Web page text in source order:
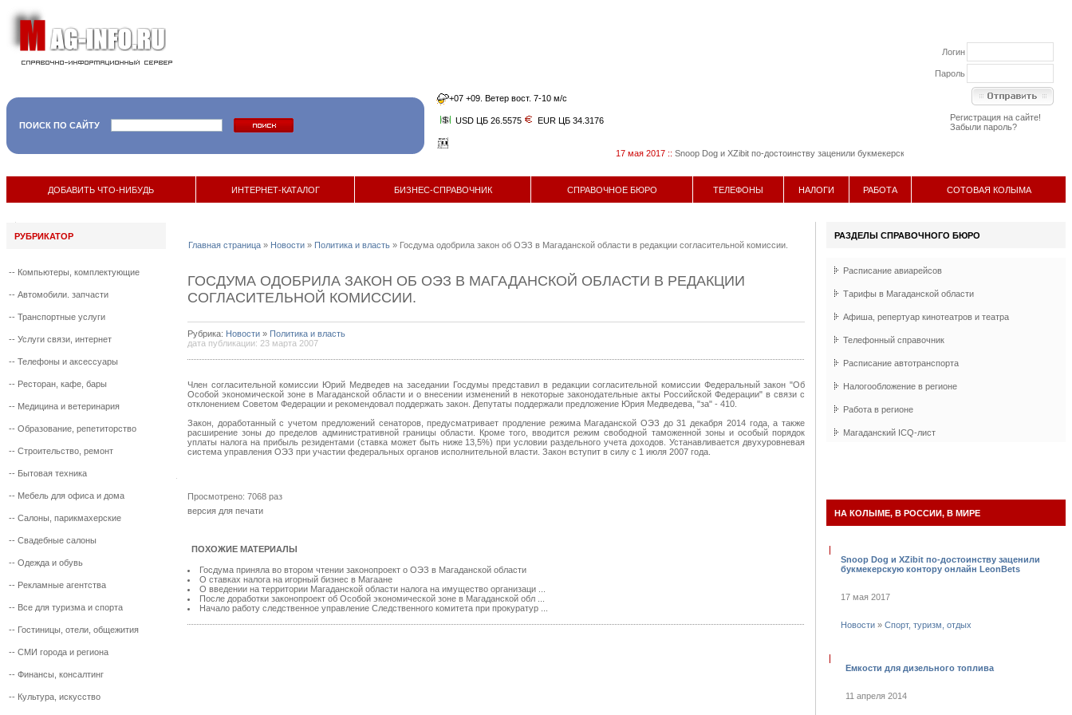
Логин
Пароль
Регистрация на сайте!
Забыли пароль?
ПОИСК ПО САЙТУ
+07 +09. Ветер вост. 7-10 м/с
USD ЦБ 26.5575 EUR ЦБ 34.3176
17 мая 2017:: Snoop Dog и XZibit по-достоинству заценили букмекерскую контору онлайн LeonBets
ДОБАВИТЬ ЧТО-НИБУДЬ ИНТЕРНЕТ-КАТАЛОГ БИЗНЕС-СПРАВОЧНИК СПРАВОЧНОЕ БЮРО ТЕЛЕФОНЫ НАЛОГИ РАБОТА СОТОВАЯ КОЛЫМА
РУБРИКАТОР
-- Компьютеры, комплектующие
-- Автомобили. запчасти
-- Транспортные услуги
-- Услуги связи, интернет
-- Телефоны и аксессуары
-- Ресторан, кафе, бары
-- Медицина и ветеринария
-- Образование, репетиторство
-- Строительство, ремонт
-- Бытовая техника
-- Мебель для офиса и дома
-- Салоны, парикмахерские
-- Свадебные салоны
-- Одежда и обувь
-- Рекламные агентства
-- Все для туризма и спорта
-- Гостиницы, отели, общежития
-- СМИ города и региона
-- Финансы, консалтинг
-- Культура, искусство
Главная страница » Новости » Политика и власть » Госдума одобрила закон об ОЭЗ в Магаданской области в редакции согласительной комиссии.
ГОСДУМА ОДОБРИЛА ЗАКОН ОБ ОЭЗ В МАГАДАНСКОЙ ОБЛАСТИ В РЕДАКЦИИ
СОГЛАСИТЕЛЬНОЙ КОМИССИИ.
Рубрика: Новости » Политика и власть
дата публикации: 23 марта 2007
Член согласительной комиссии Юрий Медведев на заседании Госдумы представил в редакции согласительной комиссии Федеральный закон "Об
Особой экономической зоне в Магаданской области и о внесении изменений в некоторые законодательные акты Российской Федерации" в связи с
отклонением Советом Федерации и рекомендовал поддержать закон. Депутаты поддержали предложение Юрия Медведева, "за" - 410.
Закон, доработанный с учетом предложений сенаторов, предусматривает продление режима Магаданской ОЭЗ до 31 декабря 2014 года, а также
расширение зоны до пределов административной границы области. Кроме того, вводится режим свободной таможенной зоны и особый порядок
уплаты налога на прибыль резидентами (ставка может быть ниже 13,5%) при условии раздельного учета доходов. Устанавливается двухуровневая
система управления ОЭЗ при участии федеральных органов исполнительной власти. Закон вступит в силу с 1 июля 2007 года.
Просмотрено: 7068 раз
версия для печати
ПОХОЖИЕ МАТЕРИАЛЫ
Госдума приняла во втором чтении законопроект о ОЭЗ в Магаданской области
О ставках налога на игорный бизнес в Магаане
О введении на территории Магаданской области налога на имущество организаци ...
После доработки законопроект об Особой экономической зоне в Магаданской обл ...
Начало работу следственное управление Следственного комитета при прокуратур ...
РАЗДЕЛЫ СПРАВОЧНОГО БЮРО
Расписание авиарейсов
Тарифы в Магаданской области
Афиша, репертуар кинотеатров и театра
Телефонный справочник
Расписание автотранспорта
Налогообложение в регионе
Работа в регионе
Магаданский ICQ-лист
НА КОЛЫМЕ, В РОССИИ, В МИРЕ
Snoop Dog и XZibit по-достоинству заценили
букмекерскую контору онлайн LeonBets
17 мая 2017
Новости » Спорт, туризм, отдых
Емкости для дизельного топлива
11 апреля 2014